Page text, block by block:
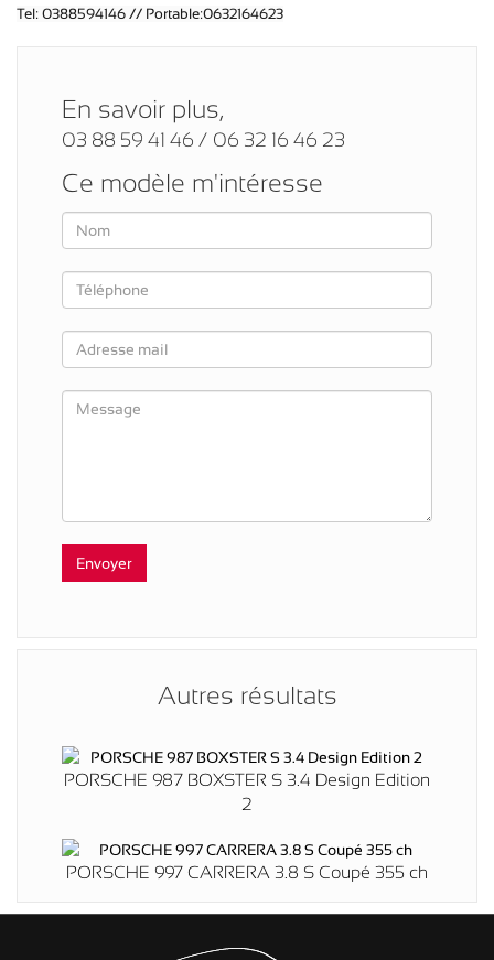
Tel: 0388594146 // Portable:0632164623
En savoir plus,
03 88 59 41 46 / 06 32 16 46 23
Ce modèle m'intéresse
Autres résultats
PORSCHE 987 BOXSTER S 3.4 Design Edition
2
PORSCHE 997 CARRERA 3.8 S Coupé 355 ch